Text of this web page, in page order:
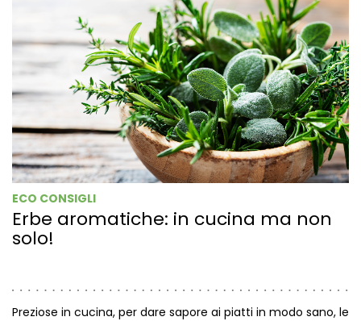
ECO CONSIGLI
Erbe aromatiche: in cucina ma non
solo!
Preziose in cucina, per dare sapore ai piatti in modo sano, le